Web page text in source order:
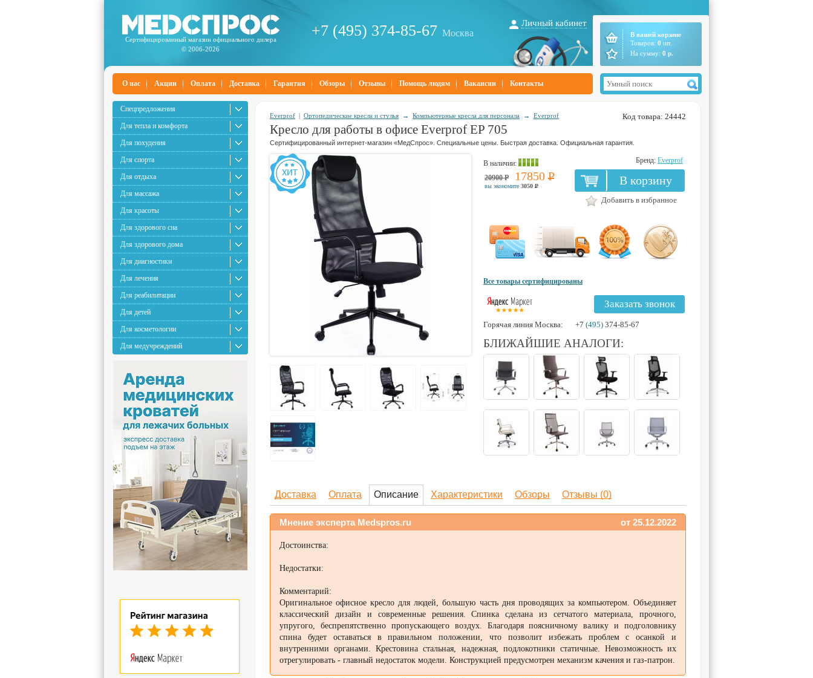
Сертифицированный магазин официального дилера
© 2006-2026
+7 (495) 374-85-67 Москва
Личный кабинет
В вашей корзине
Товаров: 0 шт.
На сумму: 0 р.
О нас Акции Оплата Доставка Гарантия Обзоры Отзывы Помощь людям Вакансии Контакты
Спецпредложения
Для тепла и комфорта
Для похудения
Для спорта
Для отдыха
Для массажа
Для красоты
Для здорового сна
Для здорового дома
Для диагностики
Для лечения
Для реабилитации
Для детей
Для косметологии
Для медучреждений
Код товара: 24442
Everprof | Ортопедические кресла и стулья → Компьютерные кресла для персонала → Everprof
Кресло для работы в офисе Everprof EP 705
Сертифицированный интернет-магазин «МедСпрос». Специальные цены. Быстрая доставка. Официальная гарантия.
В наличии: Бренд: Everprof
20900 Р 17850 Р
вы экономите 3050 Р В корзину
Добавить в избранное
Все товары сертифицированы
Заказать звонок
Горячая линия Москва: +7 (495) 374-85-67
БЛИЖАЙШИЕ АНАЛОГИ:
Доставка Оплата Описание Характеристики Обзоры Отзывы (0)
Мнение эксперта Medspros.ru от 25.12.2022
Достоинства:
Недостатки:
Комментарий:
Оригинальное офисное кресло для людей, большую часть дня проводящих за компьютером. Объединяет
классический дизайн и современные решения. Спинка сделана из сетчатого материала, прочного,
упругого, беспрепятственно пропускающего воздух. Благодаря поясничному валику и подголовнику
спина будет оставаться в правильном положении, что позволит избежать проблем с осанкой и
внутренними органами. Крестовина стальная, надежная, подлокотники статичные. Невозможность их
отрегулировать - главный недостаток модели. Конструкцией предусмотрен механизм качения и газ-патрон.